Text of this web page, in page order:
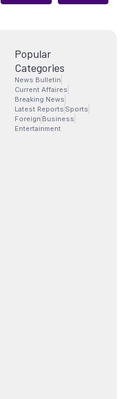
Popular
Categories
News Bulletin
Current Affaires
Breaking News
Latest Reports Sports
Foreign Business
Entertainment